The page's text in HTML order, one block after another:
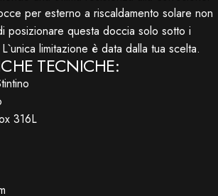
per esterno a riscaldamento solare non
posizionare questa doccia solo sotto i
limitazione è data dalla tua scelta.
TECNICHE:
316L